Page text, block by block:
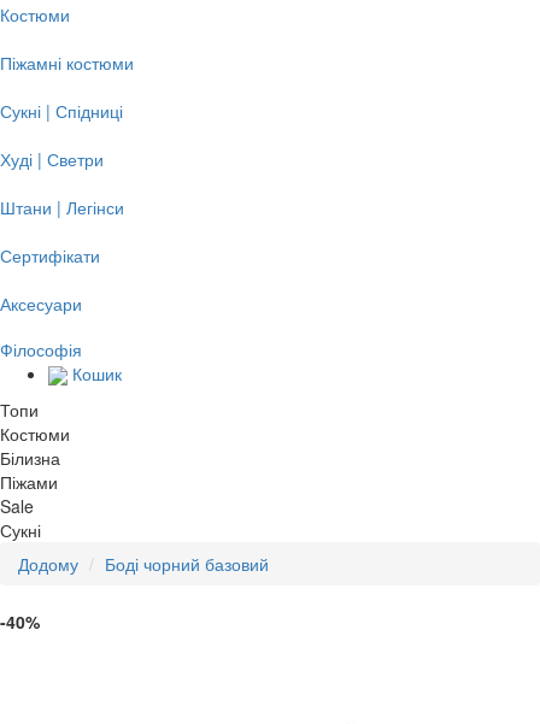
Костюми
Піжамні костюми
Сукні | Спідниці
Худі | Светри
Штани | Легінси
Сертифікати
Аксесуари
Філософія
Кошик
Топи
Костюми
Білизна
Піжами
Sale
Сукні
Додому
Боді чорний базовий
-40%